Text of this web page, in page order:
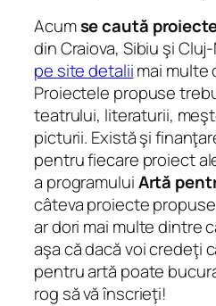
Acumse caută
din Craiova, Sibiu şi
pe site detaliimai multe
Proiectele propuse
teatrului, literaturii,
picturii. Există şi
pentru fiecare proiect
a programuluiArtă
câteva proiecte
ar dori mai multe dintre
aşa că dacă voi credeţi
pentru artă poate
rog să vă înscrieţi!